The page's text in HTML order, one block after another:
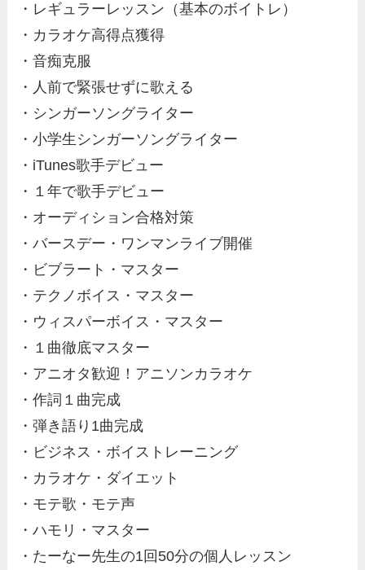
・レギュラーレッスン（基本のボイトレ）
・カラオケ高得点獲得
・音痴克服
・人前で緊張せずに歌える
・シンガーソングライター
・小学生シンガーソングライター
・iTunes歌手デビュー
・１年で歌手デビュー
・オーディション合格対策
・バースデー・ワンマンライブ開催
・ビブラート・マスター
・テクノボイス・マスター
・ウィスパーボイス・マスター
・１曲徹底マスター
・アニオタ歓迎！アニソンカラオケ
・作詞１曲完成
・弾き語り1曲完成
・ビジネス・ボイストレーニング
・カラオケ・ダイエット
・モテ歌・モテ声
・ハモリ・マスター
・たーなー先生の1回50分の個人レッスン